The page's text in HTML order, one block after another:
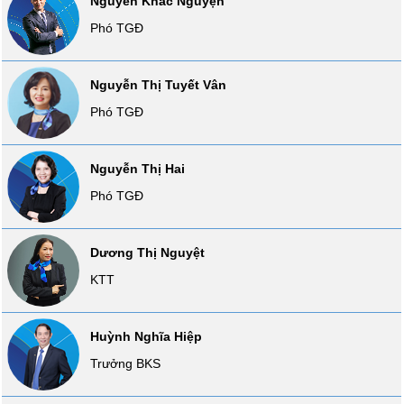
Phó TGĐ
Nguyễn Thị Tuyết Vân
Phó TGĐ
Nguyễn Thị Hai
Phó TGĐ
Dương Thị Nguyệt
KTT
Huỳnh Nghĩa Hiệp
Trưởng BKS
VỤ
TRUYỀN
THÔNG
TIỆN
ÍCH
BẤT
ĐỘNG
SẢN
Mã
chứng
khoán
(-)